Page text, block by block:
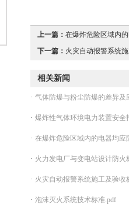
上一篇： 在爆炸危险区域内
下一篇： 火灾自动报警系统
相关新闻
· 气体防爆与粉尘防爆的差异及
· 爆炸性气体环境电力装置安全
· 在爆炸危险区域内的电器均应
· 火力发电厂与变电站设计防火
· 火灾自动报警系统施工及验收
· 泡沫灭火系统技术标准.pdf